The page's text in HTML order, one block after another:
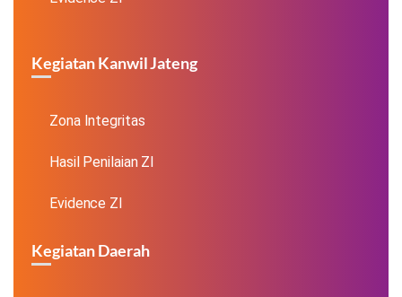
Kegiatan Kanwil Jateng
Zona Integritas
Hasil Penilaian ZI
Evidence ZI
Kegiatan Daerah